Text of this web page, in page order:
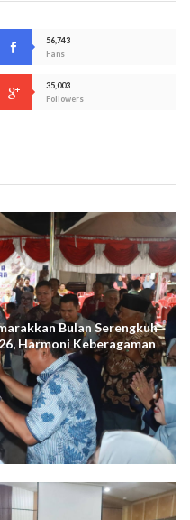
56,743
Fans
35,003
Followers
Bulan Serengkuh
Harmoni Keberagaman
Tungkal